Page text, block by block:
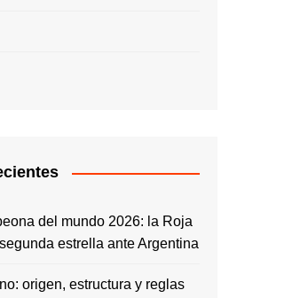
del mundo 2026: la Roja
estrella ante Argentina
origen, estructura y reglas